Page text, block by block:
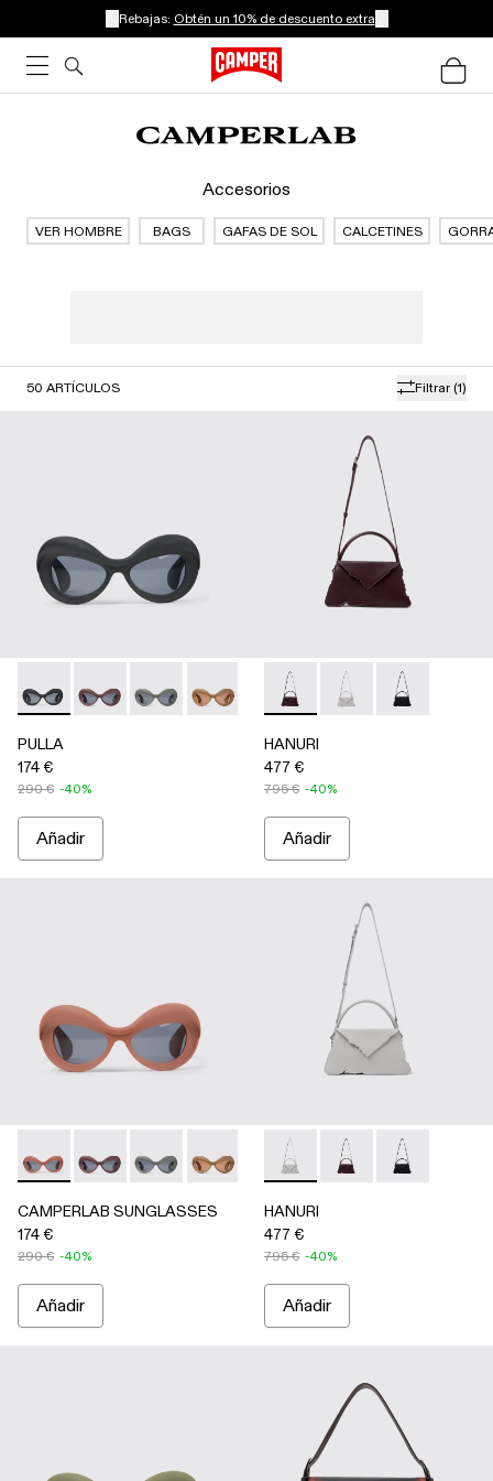
Rebajas: Obtén un 10% de descuento extra
Accesorios
VER HOMBRE BAGS GAFAS DE SOL CALCETINES
Filtrar (1)
50 ARTÍCULOS
PULLA - AS00006-001 - NEGRO
PULLA - AS00006-007
PULLA - AS00006-006
PULLA - AS00006-005 - BEIGE
PULLA - AS00006-003 -
PULLA - AS00006-002
PULLA
174 €
290 € -40%
Añadir
HANURI - AB00004-004 -
HANURI -HANURI -
HANURI
477 €
795 € -40%
Añadir
CAMPERLAB SUNGLASSES - AS00006-003 - Gafas de
CAMPERLAB SUNGLASSES - AS00006-007
CAMPERLAB SUNGLASSES - AS00006-006
CAMPERLAB SUNGLASSES -
CAMPERLAB SUNGLASSES
CAMPERLAB
CAMPERLAB SUNGLASSES
174 €
290 € -40%
Añadir
HANURI - AB00004-005 -
HANURI -HANURI -
HANURI
477 €
795 € -40%
Añadir